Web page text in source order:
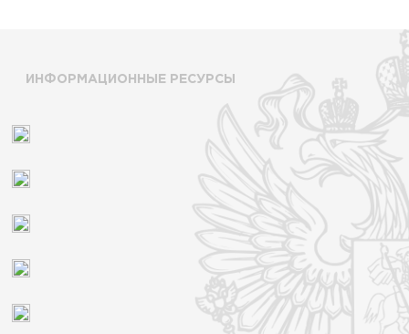
ИНФОРМАЦИОННЫЕ РЕСУРСЫ